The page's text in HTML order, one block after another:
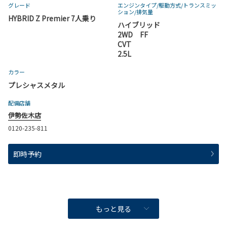
グレード
HYBRID Z Premier 7人乗り
エンジンタイプ/駆動方式/トランスミッ
ション/排気量
ハイブリッド
2WD FF
CVT
2.5L
カラー
プレシャスメタル
配備店舗
伊勢佐木店
0120-235-811
即時予約
もっと見る